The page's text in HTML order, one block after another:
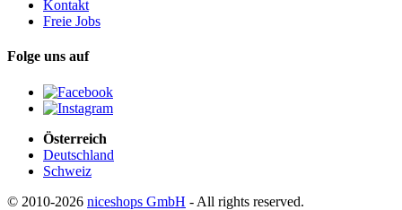
Kontakt
Freie Jobs
Folge uns auf
Österreich
Deutschland
Schweiz
© 2010-2026 niceshops GmbH - All rights reserved.